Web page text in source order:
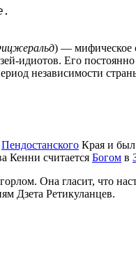
) — мифическое
идиотов. Его
независимости
Пендостанского Края и был
Кенни считается Богом в
Она гласит, что
Дзета Ретикуланцев.